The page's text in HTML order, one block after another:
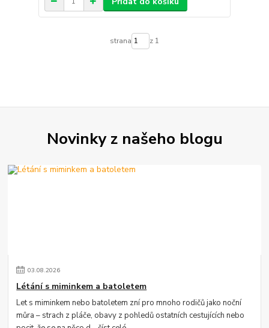
strana z 1
Novinky z našeho blogu
03.08.2026
Létání s miminkem a batoletem
Let s miminkem nebo batoletem zní pro mnoho rodičů jako noční
můra – strach z pláče, obavy z pohledů ostatních cestujících nebo